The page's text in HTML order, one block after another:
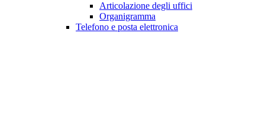
Articolazione degli uffici
Organigramma
Telefono e posta elettronica